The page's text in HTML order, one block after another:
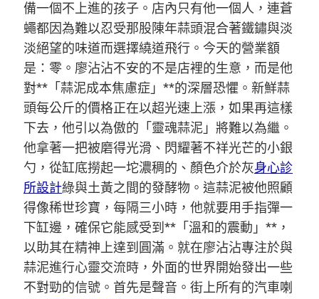
備一個不上進的孩子。店內只有他一個人，連蒼
蠅都因為難以忍受那股陳年蒜頭混合著鐵鏽與淡
淡絕望的味道而選擇繞道飛行。今天的營業額
是：零。廖沾沾不安的不是店裡的生意，而是他
對**「蒜泥成本焦慮症」**的深層恐懼。新鮮蒜
頭每公斤的價格正在以超光速上漲，如果再這樣
下去，他引以為傲的「靈魂蒜泥」將難以為繼。
他拿著一把被磨得光滑、閃耀著不祥光芒的小銀
勺，從缸底撈起一坨濃稠的、顏色介於灰身心診
所設計綠與土黃之間的發酵物。這蒜泥被他照顧
得像稀世珍寶，每隔三小時，他就要用手指彈一
下缸邊，確保它能感受到**「溫和的震動」**，
以助其在精神上達到圓滿。就在廖沾沾專注於與
蒜泥進行心靈交流時，外面的世界開始發出一些
不對勁的信號。首先是聲音。街上所有的汽車喇